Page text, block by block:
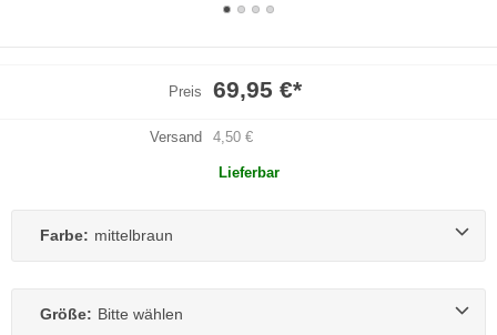
Preis 69,95 €*
Versand 4,50 €
Lieferbar
Farbe: mittelbraun
Größe: Bitte wählen